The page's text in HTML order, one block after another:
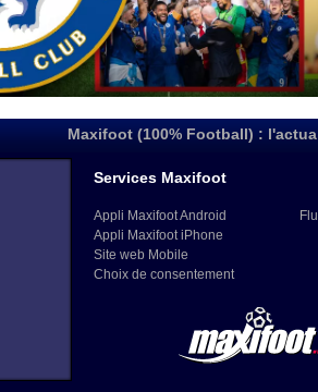
Maxifoot (100% Football) :
Services Maxifoot
Appli Maxifoot Android
Appli Maxifoot iPhone
Site web Mobile
Choix de consentement